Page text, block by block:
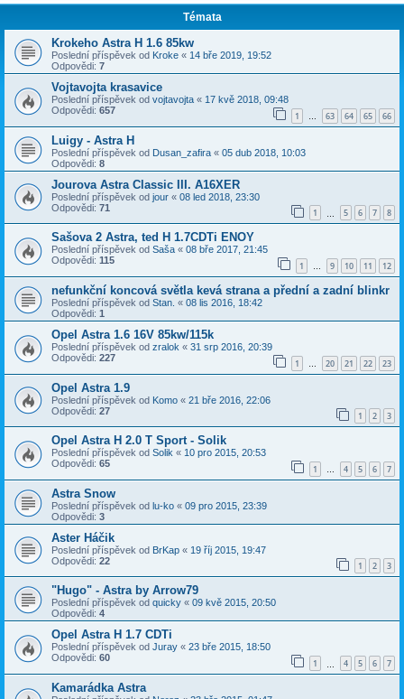
Témata
Krokeho Astra H 1.6 85kw
Poslední příspěvek od Kroke « 14 bře 2019, 19:52
Odpovědi: 7
Vojtavojta krasavice
Poslední příspěvek od vojtavojta « 17 kvě 2018, 09:48
Odpovědi: 657 1 … 63 64 65 66
Luigy - Astra H
Poslední příspěvek od Dusan_zafira « 05 dub 2018, 10:03
Odpovědi: 8
Jourova Astra Classic III. A16XER
Poslední příspěvek od jour « 08 led 2018, 23:30
Odpovědi: 71 1 5 6 7 8
Sašova 2 Astra, ted H 1.7CDTi ENOY
Poslední příspěvek od Saša « 08 bře 2017, 21:45
Odpovědi: 115 1 … 9 10 11 12
nefunkční koncová světla kevá strana a přední a zadní blinkr
Poslední příspěvek od Stan. « 08 lis 2016, 18:42
Odpovědi: 1
Opel Astra 1.6 16V 85kw/115k
Poslední příspěvek od zralok « 31 srp 2016, 20:39
Odpovědi: 227 1 … 20 21 22 23
Opel Astra 1.9
Poslední příspěvek od Komo « 21 bře 2016, 22:06
Odpovědi: 27 1 2 3
Opel Astra H 2.0 T Sport - Solik
Poslední příspěvek od Solik « 10 pro 2015, 20:53
Odpovědi: 65 1 … 4 5 6 7
Astra Snow
Poslední příspěvek od lu-ko « 09 pro 2015, 23:39
Odpovědi: 3
Aster Háčik
Poslední příspěvek od BrKap « 19 říj 2015, 19:47
Odpovědi: 22 1 2 3
"Hugo" - Astra by Arrow79
Poslední příspěvek od quicky « 09 kvě 2015, 20:50
Odpovědi: 4
Opel Astra H 1.7 CDTi
Poslední příspěvek od Juray « 23 bře 2015, 18:50
Odpovědi: 60 1 4 5 6 7
Kamarádka Astra